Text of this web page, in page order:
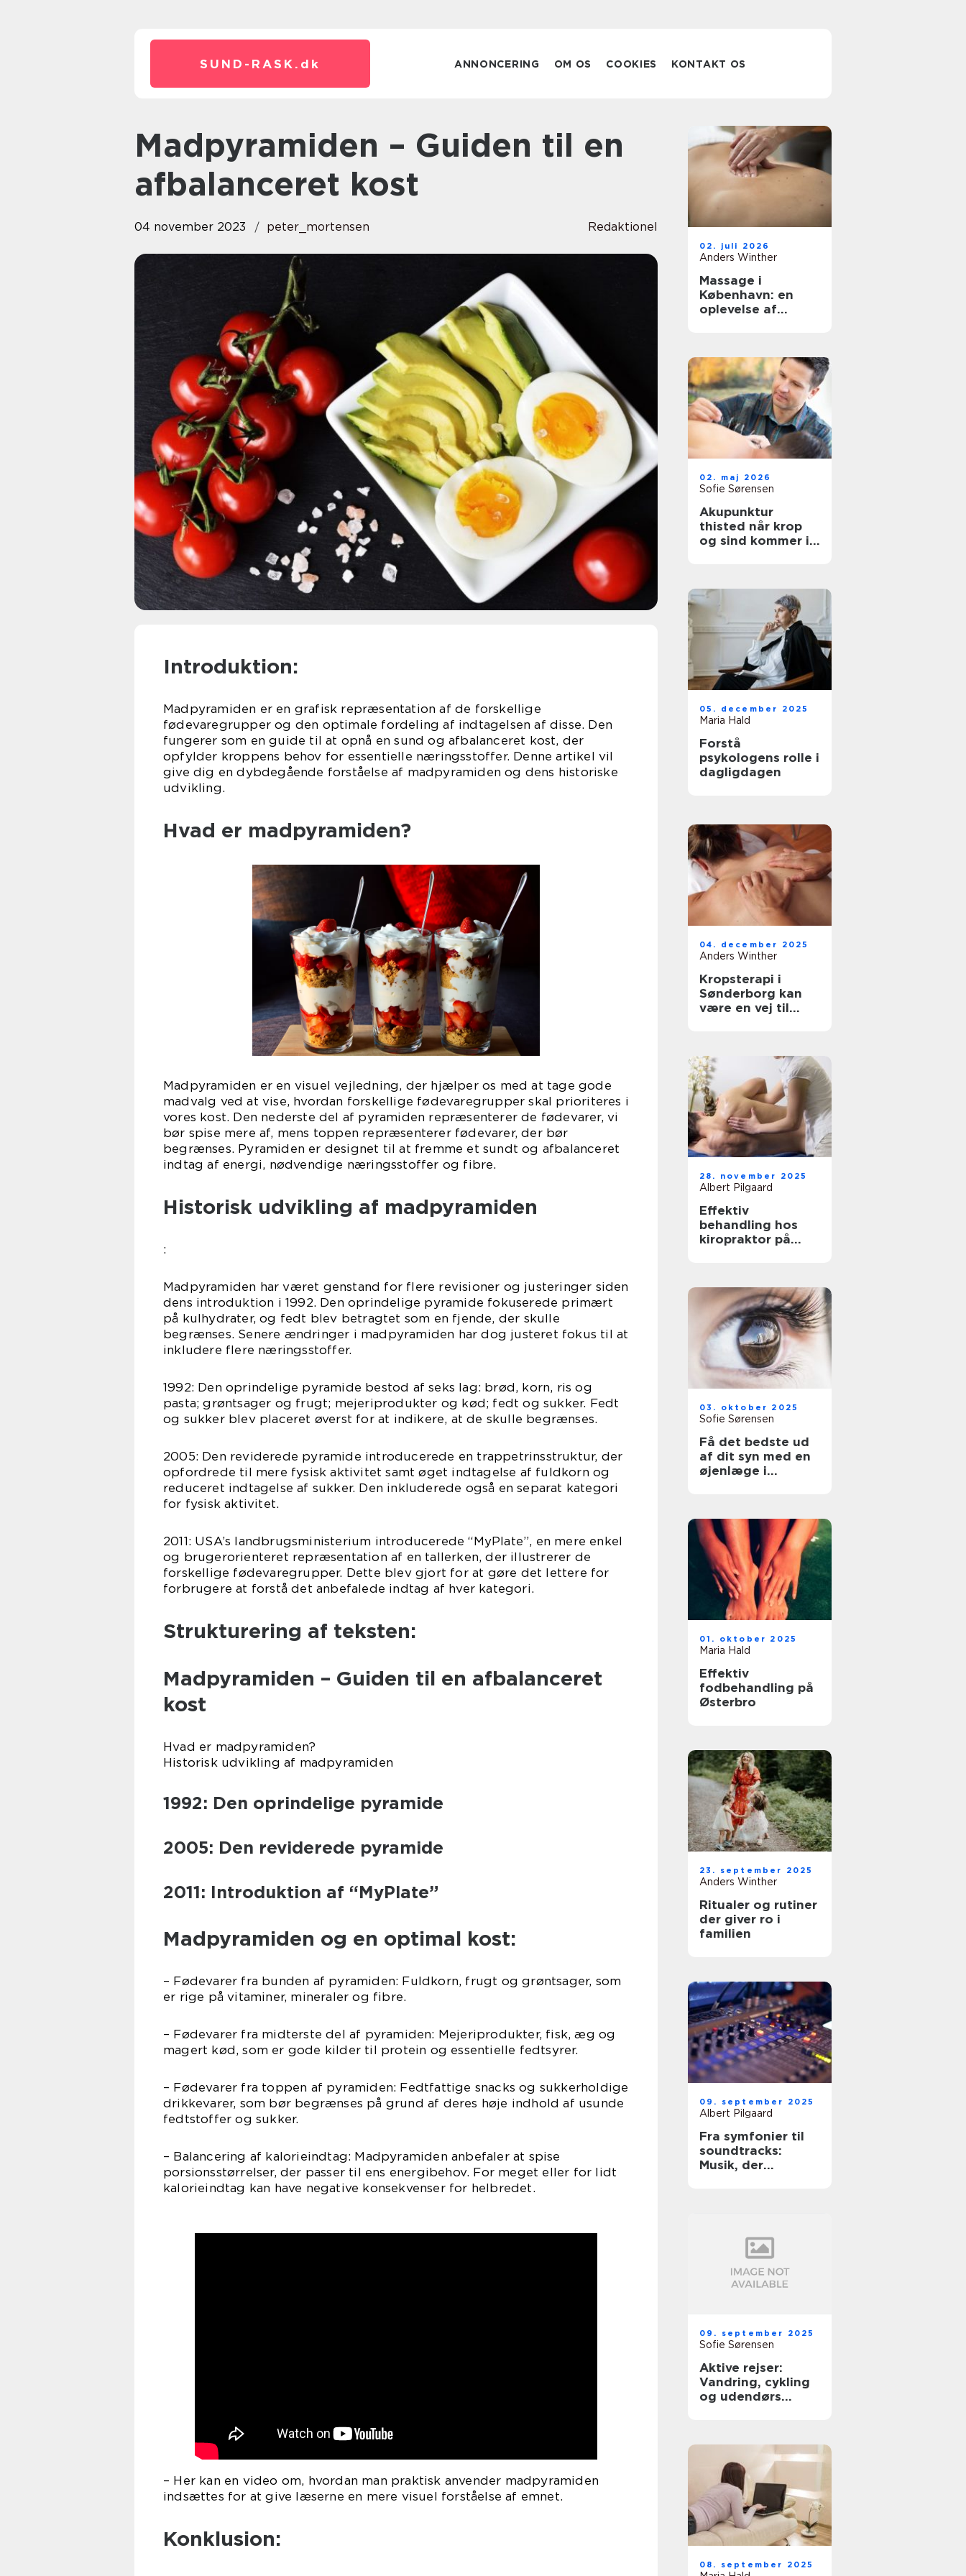
SUND-RASK. dk ANNONCERING OM OS COOKIES KONTAKT OS
Madpyramiden – Guiden til en
afbalanceret kost
04 november 2023 peter_mortensen Redaktionel
Introduktion:
Madpyramiden er en grafisk repræsentation af de forskellige
fødevaregrupper og den optimale fordeling af indtagelsen af disse. Den
fungerer som en guide til at opnå en sund og afbalanceret kost, der
opfylder kroppens behov for essentielle næringsstoffer. Denne artikel vil
give dig en dybdegående forståelse af madpyramiden og dens historiske
udvikling.
Hvad er madpyramiden?
Madpyramiden er en visuel vejledning, der hjælper os med at tage gode
madvalg ved at vise, hvordan forskellige fødevaregrupper skal prioriteres i
vores kost. Den nederste del af pyramiden repræsenterer de fødevarer, vi
bør spise mere af, mens toppen repræsenterer fødevarer, der bør
begrænses. Pyramiden er designet til at fremme et sundt og afbalanceret
indtag af energi, nødvendige næringsstoffer og fibre.
Historisk udvikling af madpyramiden
:
Madpyramiden har været genstand for flere revisioner og justeringer siden
dens introduktion i 1992. Den oprindelige pyramide fokuserede primært
på kulhydrater, og fedt blev betragtet som en fjende, der skulle
begrænses. Senere ændringer i madpyramiden har dog justeret fokus til at
inkludere flere næringsstoffer.
1992: Den oprindelige pyramide bestod af seks lag: brød, korn, ris og
pasta; grøntsager og frugt; mejeriprodukter og kød; fedt og sukker. Fedt
og sukker blev placeret øverst for at indikere, at de skulle begrænses.
2005: Den reviderede pyramide introducerede en trappetrinsstruktur, der
opfordrede til mere fysisk aktivitet samt øget indtagelse af fuldkorn og
reduceret indtagelse af sukker. Den inkluderede også en separat kategori
for fysisk aktivitet.
2011: USA’s landbrugsministerium introducerede “MyPlate”, en mere enkel
og brugerorienteret repræsentation af en tallerken, der illustrerer de
forskellige fødevaregrupper. Dette blev gjort for at gøre det lettere for
forbrugere at forstå det anbefalede indtag af hver kategori.
Strukturering af teksten:
Madpyramiden – Guiden til en afbalanceret
kost
Hvad er madpyramiden?
Historisk udvikling af madpyramiden
1992: Den oprindelige pyramide
2005: Den reviderede pyramide
2011: Introduktion af “MyPlate”
Madpyramiden og en optimal kost:
– Fødevarer fra bunden af pyramiden: Fuldkorn, frugt og grøntsager, som
er rige på vitaminer, mineraler og fibre.
– Fødevarer fra midterste del af pyramiden: Mejeriprodukter, fisk, æg og
magert kød, som er gode kilder til protein og essentielle fedtsyrer.
– Fødevarer fra toppen af pyramiden: Fedtfattige snacks og sukkerholdige
drikkevarer, som bør begrænses på grund af deres høje indhold af usunde
fedtstoffer og sukker.
– Balancering af kalorieindtag: Madpyramiden anbefaler at spise
porsionsstørrelser, der passer til ens energibehov. For meget eller for lidt
kalorieindtag kan have negative konsekvenser for helbredet.
– Her kan en video om, hvordan man praktisk anvender madpyramiden
indsættes for at give læserne en mere visuel forståelse af emnet.
Konklusion:
02. juli 2026
Anders Winther
Massage i
København: en
oplevelse af
02. maj 2026
Sofie Sørensen
Akupunktur
thisted når krop
og sind kommer i
05. december 2025
Maria Hald
Forstå
psykologens rolle i
dagligdagen
04. december 2025
Anders Winther
Kropsterapi i
Sønderborg kan
være en vej til
28. november 2025
Albert Pilgaard
Effektiv
behandling hos
kiropraktor på
03. oktober 2025
Sofie Sørensen
Få det bedste ud
af dit syn med en
øjenlæge i
01. oktober 2025
Maria Hald
Effektiv
fodbehandling på
Østerbro
23. september 2025
Anders Winther
Ritualer og rutiner
der giver ro i
familien
09. september 2025
Albert Pilgaard
Fra symfonier til
soundtracks:
Musik, der
09. september 2025
Sofie Sørensen
Aktive rejser:
Vandring, cykling
og udendørs
08. september 2025